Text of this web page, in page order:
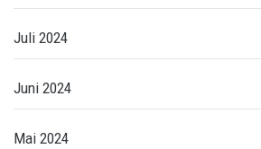
Juli 2024
Juni 2024
Mai 2024